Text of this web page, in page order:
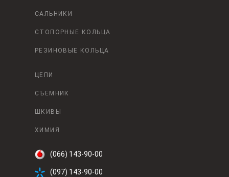
САЛЬНИКИ
СТОПОРНЫЕ КОЛЬЦА
РЕЗИНОВЫЕ КОЛЬЦА
ЦЕПИ
СЪЕМНИК
ШКИВЫ
ХИМИЯ
(066) 143-90-00
(097) 143-90-00